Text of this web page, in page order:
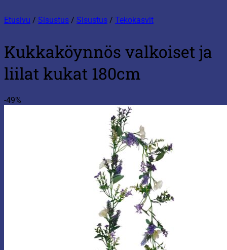
Etusivu / Sisustus / Sisustus / Tekokasvit
Kukkaköynnös valkoiset ja
liilat kukat 180cm
-49%